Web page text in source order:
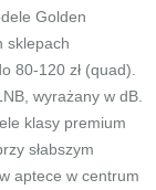
Golden
sklepach
80-120 zł (quad).
wyrażany w dB.
klasy premium
słabszym
aptece w centrum